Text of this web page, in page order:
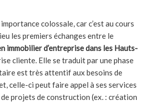
colossale, car c’est au cours
les premiers échanges entre le
immobilier d’entreprise dans les Hauts-
cliente. Elle se traduit par une phase
est très attentif aux besoins de
celle-ci peut faire appel à ses services
projets de construction (ex. : création